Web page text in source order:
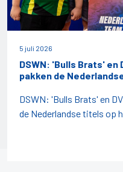
5 juli 2026
DSWN: 'Bulls Brats' en
pakken de
DSWN: 'Bulls Brats' en
de Nederlandse titels op